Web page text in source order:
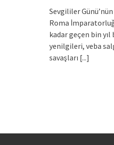
Sevgililer
Roma
kadar geçen bin yıl
yenilgileri, veba
savaşları [...]